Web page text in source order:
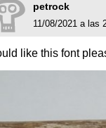
petrock
11/08/2021 a las
like this font